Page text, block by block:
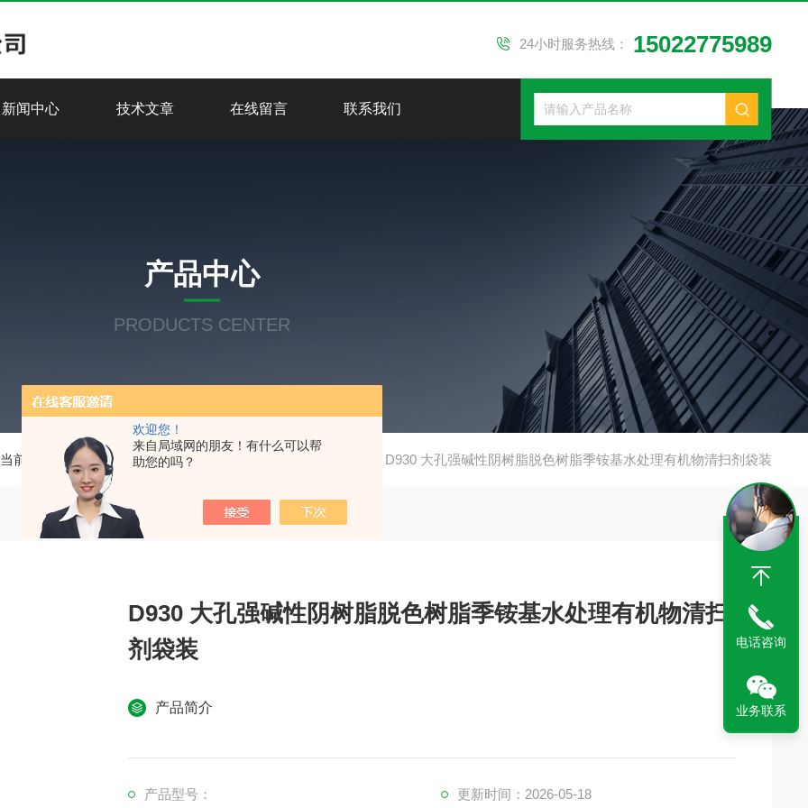
欢迎您！
来自局域网的朋友！有什么可以帮
助您的吗？
24小时服务热线： 15022775989
新闻中心 技术文章 在线留言 联系我们
产品中心
PRODUCTS CENTER
当前位置： 首页 产品中心 D930 大孔强碱性阴树脂脱色树脂季铵基水处理有机物清扫剂袋装
D930 大孔强碱性阴树脂脱色树脂季铵基水处理有机物清扫
剂袋装
产品简介
产品型号： 更新时间：2026-05-18
电话咨询
业务联系